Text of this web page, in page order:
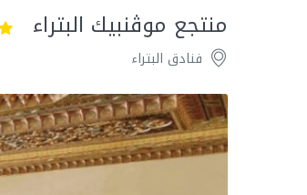
منتجع موڤنبيك البتراء
فنادق البتراء